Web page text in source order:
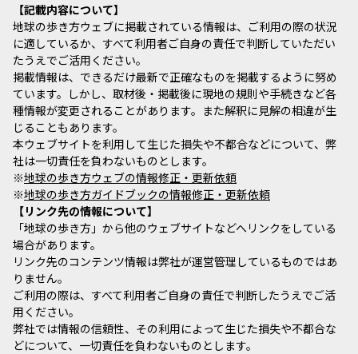
記載内容について
地球の歩き方ウェブに掲載されている情報は、ご利用の際の状況
に適しているか、すべて利用者ご自身の責任で判断していただい
たうえでご活用ください。
掲載情報は、できるだけ最新で正確なものを掲載するように努め
ています。しかし、取材後・掲載後に現地の規則や手続きなど各
種情報が変更されることがあります。また解釈に見解の相違が生
じることもあります。
本ウェブサイトを利用して生じた損失や不都合などについて、弊
社は一切責任を負わないものとします。
※地球の歩き方ウェブの情報修正・更新依頼
※地球の歩き方ガイドブックの情報修正・更新依頼
リンク先の情報について
「地球の歩き方」から他のウェブサイトなどへリンクをしている
場合があります。
リンク先のコンテンツ情報は弊社が運営管理しているものではあ
りません。
ご利用の際は、すべて利用者ご自身の責任で判断したうえでご活
用ください。
弊社では情報の信頼性、その利用によって生じた損失や不都合な
どについて、一切責任を負わないものとします。